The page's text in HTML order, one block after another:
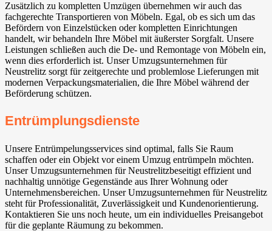
Zusätzlich zu kompletten Umzügen übernehmen wir auch das
fachgerechte Transportieren von Möbeln. Egal, ob es sich um das
Befördern von Einzelstücken oder kompletten Einrichtungen
handelt, wir behandeln Ihre Möbel mit äußerster Sorgfalt. Unsere
Leistungen schließen auch die De- und Remontage von Möbeln ein,
wenn dies erforderlich ist. Unser Umzugsunternehmen für
Neustrelitz sorgt für zeitgerechte und problemlose Lieferungen mit
modernen Verpackungsmaterialien, die Ihre Möbel während der
Beförderung schützen.
Entrümplungsdienste
Unsere Entrümpelungsservices sind optimal, falls Sie Raum
schaffen oder ein Objekt vor einem Umzug entrümpeln möchten.
Unser Umzugsunternehmen für Neustrelitzbeseitigt effizient und
nachhaltig unnötige Gegenstände aus Ihrer Wohnung oder
Unternehmensbereichen. Unser Umzugsunternehmen für Neustrelitz
steht für Professionalität, Zuverlässigkeit und Kundenorientierung.
Kontaktieren Sie uns noch heute, um ein individuelles Preisangebot
für die geplante Räumung zu bekommen.